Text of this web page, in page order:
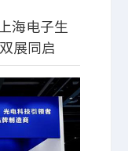
海电子生
展同启
日，卓立汉光
备展，携多款高
各位行业伙
，共谋产业发